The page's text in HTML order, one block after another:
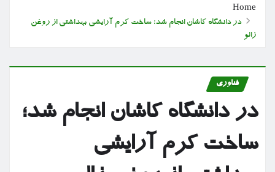
Home
در دانشگاه کاشان انجام شد؛ ساخت کرم آرایشی بهداشتی از روغن
زالو
فناوری
در دانشگاه کاشان انجام شد؛
ساخت کرم آرایشی